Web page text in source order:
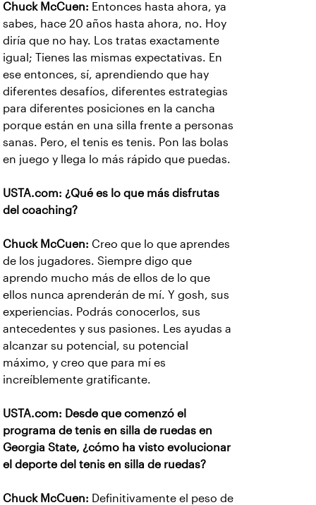
Chuck McCuen: Entonces hasta ahora, ya
sabes, hace 20 años hasta ahora, no. Hoy
diría que no hay. Los tratas exactamente
igual; Tienes las mismas expectativas. En
ese entonces, sí, aprendiendo que hay
diferentes desafíos, diferentes estrategias
para diferentes posiciones en la cancha
porque están en una silla frente a personas
sanas. Pero, el tenis es tenis. Pon las bolas
en juego y llega lo más rápido que puedas.
USTA.com: ¿Qué es lo que más disfrutas
del coaching?
Chuck McCuen: Creo que lo que aprendes
de los jugadores. Siempre digo que
aprendo mucho más de ellos de lo que
ellos nunca aprenderán de mí. Y gosh, sus
experiencias. Podrás conocerlos, sus
antecedentes y sus pasiones. Les ayudas a
alcanzar su potencial, su potencial
máximo, y creo que para mí es
increíblemente gratificante.
USTA.com: Desde que comenzó el
programa de tenis en silla de ruedas en
Georgia State, ¿cómo ha visto evolucionar
el deporte del tenis en silla de ruedas?
Chuck McCuen: Definitivamente el peso de